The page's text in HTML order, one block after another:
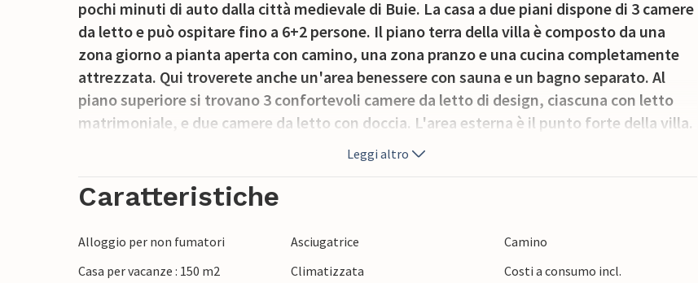
pochi minuti di auto dalla città medievale di Buie. La casa a due piani dispone di 3 camere
da letto e può ospitare fino a 6+2 persone. Il piano terra della villa è composto da una
zona giorno a pianta aperta con camino, una zona pranzo e una cucina completamente
attrezzata. Qui troverete anche un'area benessere con sauna e un bagno separato. Al
piano superiore si trovano 3 confortevoli camere da letto di design, ciascuna con letto
matrimoniale, e due camere da letto con doccia. L'area esterna è il punto forte della villa.
La villa dispone di una grande piscina privata, un'ampia terrazza con area lounge e una
vasca idromassaggio. Qui potrete rilassarvi e godervi la splendida vista sulla costa
italiana e slovena e sulle montagne. A pochi passi dalla piscina si trova la cucina estiva
famiglia, dove potrete preparare deliziosi pasti sulla griglia a carbone. Villa Druskovic è
Leggi altro
Caratteristiche
Alloggio per non fumatori Asciugatrice
Camino
Casa per vacanze : 150 m2
Climatizzata
Costi a consumo incl.